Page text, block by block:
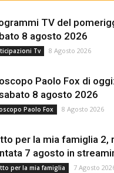
TV del
8 agosto 2026
Tv 8 Agosto 2026
Paolo Fox di
8 agosto 2026
Paolo Fox 8 Agosto 2026
per la mia famiglia 2,
7 agosto in
per la mia famiglia 7 Agosto